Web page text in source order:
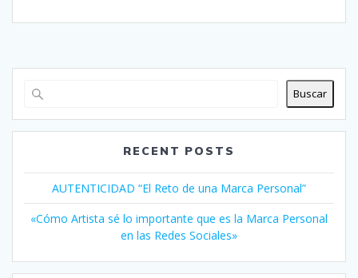
Buscar
RECENT POSTS
AUTENTICIDAD “El Reto de una Marca Personal”
«Cómo Artista sé lo importante que es la Marca Personal
en las Redes Sociales»